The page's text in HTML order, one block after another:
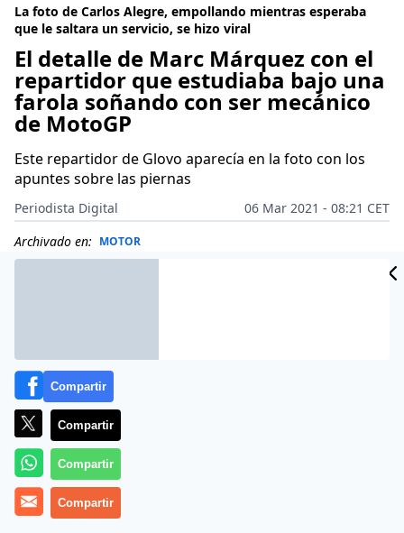
La foto de Carlos Alegre, empollando mientras esperaba
que le saltara un servicio, se hizo viral
El detalle de Marc Márquez con el
repartidor que estudiaba bajo una
farola soñando con ser mecánico
de MotoGP
Este repartidor de Glovo aparecía en la foto con los
apuntes sobre las piernas
Periodista Digital
06 Mar 2021 - 08:21 CET
Archivado en: MOTOR
Compartir
Compartir
Compartir
Compartir